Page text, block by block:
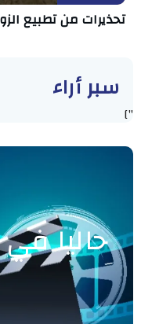
تحذيرات من تطبيع
سبر أراء
"]
حاليا